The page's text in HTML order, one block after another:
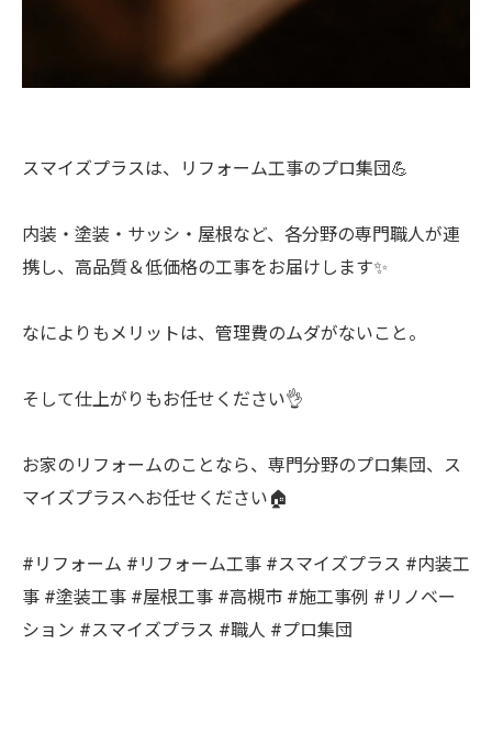
スマイズプラスは、リフォーム工事のプロ集団💪
内装・塗装・サッシ・屋根など、各分野の専門職人が連
携し、高品質＆低価格の工事をお届けします✨
なによりもメリットは、管理費のムダがないこと。
そして仕上がりもお任せください👌
お家のリフォームのことなら、専門分野のプロ集団、ス
マイズプラスへお任せください🏠
#リフォーム #リフォーム工事 #スマイズプラス #内装工
事 #塗装工事 #屋根工事 #高槻市 #施工事例 #リノベー
ション #スマイズプラス #職人 #プロ集団